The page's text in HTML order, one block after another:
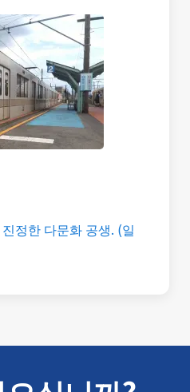
정한 다문화 공생. (일